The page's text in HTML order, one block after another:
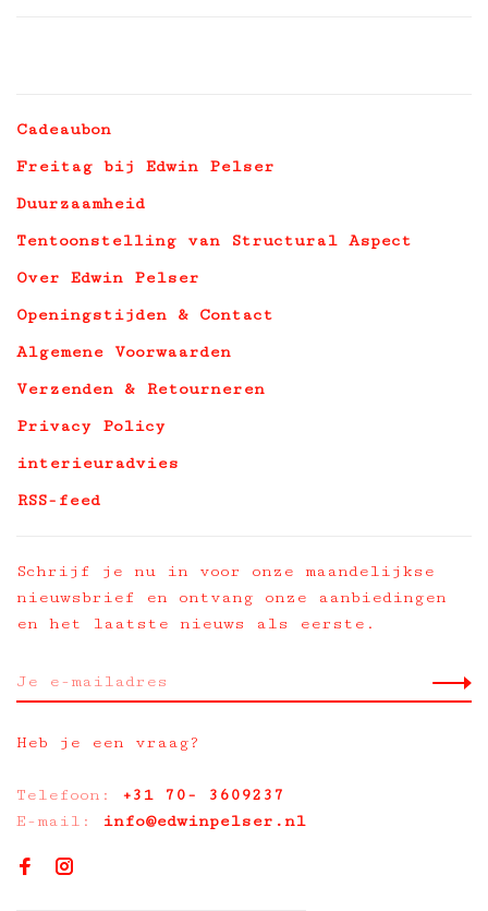
Cadeaubon
Freitag bij Edwin Pelser
Duurzaamheid
Tentoonstelling van Structural Aspect
Over Edwin Pelser
Openingstijden & Contact
Algemene Voorwaarden
Verzenden & Retourneren
Privacy Policy
interieuradvies
RSS-feed
Schrijf je nu in voor onze maandelijkse
nieuwsbrief en ontvang onze aanbiedingen
en het laatste nieuws als eerste.
Heb je een vraag?
Telefoon: +31 70- 3609237
E-mail:
info@edwinpelser.nl